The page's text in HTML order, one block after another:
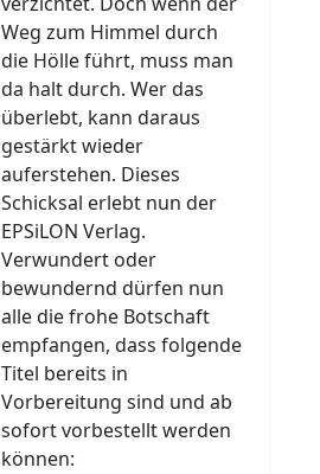
Weg zum Himmel durch
die Hölle führt, muss man
da halt durch. Wer das
überlebt, kann daraus
gestärkt wieder
auferstehen. Dieses
Schicksal erlebt nun der
EPSiLON Verlag.
Verwundert oder
bewundernd dürfen nun
alle die frohe Botschaft
empfangen, dass folgende
Titel bereits in
Vorbereitung sind und ab
sofort vorbestellt werden
können: